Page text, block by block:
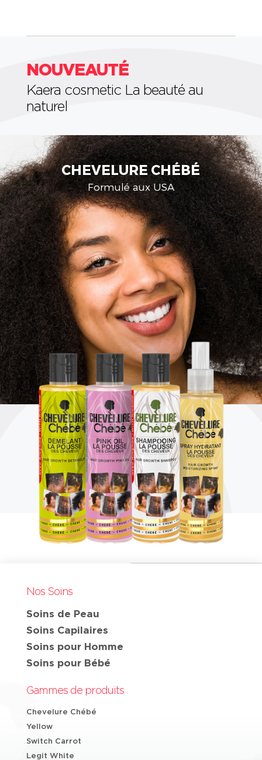
NOUVEAUTÉ
Kaera cosmetic La beauté au
naturel
CIRE D'ABEILLE
Aux extraits de Cire d'Abeille
Nos Soins
Soins de Peau
Soins Capilaires
Soins pour Homme
Soins pour Bébé
Gammes de produits
Chevelure Chébé
Yellow
Switch Carrot
Legit White